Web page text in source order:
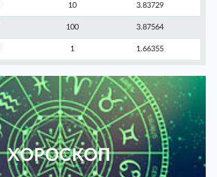
10 3.83729
100 3.87564
1 1.66355
ХОРОСКОП